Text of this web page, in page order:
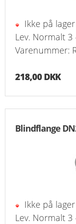
FAVORIT
KONTAKT
B2BLOGIN
LOG UD
Ikke på lager
Lev. Normalt 3
Varenummer:
218,00 DKK
Blindflange
Ikke på lager
Lev. Normalt 3